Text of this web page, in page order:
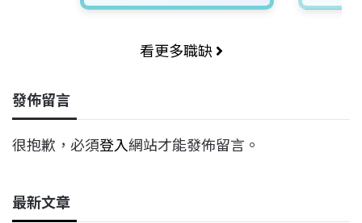
看更多職缺
發佈留言
很抱歉，必須登入網站才能發佈留言。
最新文章